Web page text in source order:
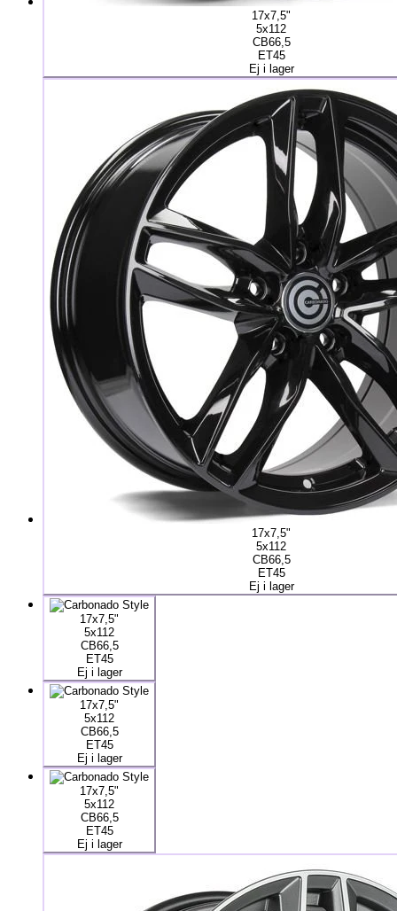
17x7,5"
5x112
CB66,5
ET45
Ej i lager
17x7,5"
5x112
CB66,5
ET45
Ej i lager
17x7,5"
5x112
CB66,5
ET45
Ej i lager
17x7,5"
5x112
CB66,5
ET45
Ej i lager
17x7,5"
5x112
CB66,5
ET45
Ej i lager